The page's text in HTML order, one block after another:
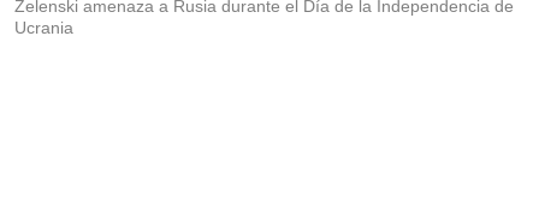
Zelenski amenaza a Rusia durante el Día de la Independencia de
Ucrania